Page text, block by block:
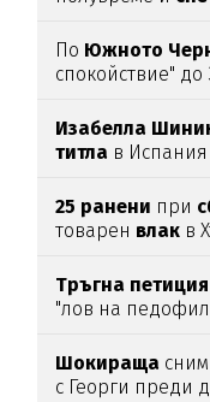
По Южното
спокойствие"
Изабелла
титла в Испания
25 ранени при
товарен влак в
Тръгна петиция
"лов на
Шокираща
с Георги преди